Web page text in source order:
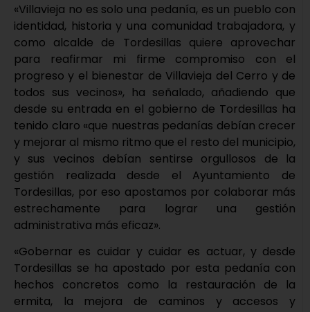
«Villavieja no es solo una pedanía, es un pueblo con
identidad, historia y una comunidad trabajadora, y
como alcalde de Tordesillas quiere aprovechar
para reafirmar mi firme compromiso con el
progreso y el bienestar de Villavieja del Cerro y de
todos sus vecinos», ha señalado, añadiendo que
desde su entrada en el gobierno de Tordesillas ha
tenido claro «que nuestras pedanías debían crecer
y mejorar al mismo ritmo que el resto del municipio,
y sus vecinos debían sentirse orgullosos de la
gestión realizada desde el Ayuntamiento de
Tordesillas, por eso apostamos por colaborar más
estrechamente para lograr una gestión
administrativa más eficaz».
«Gobernar es cuidar y cuidar es actuar, y desde
Tordesillas se ha apostado por esta pedanía con
hechos concretos como la restauración de la
ermita, la mejora de caminos y accesos y